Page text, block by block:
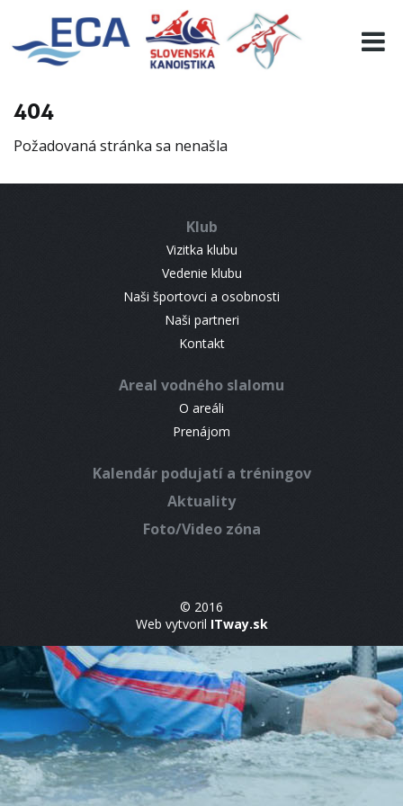
404
Požadovaná stránka sa nenašla
Klub
Vizitka klubu
Vedenie klubu
Naši športovci a osobnosti
Naši partneri
Kontakt
Areal vodného slalomu
O areáli
Prenájom
Kalendár podujatí a tréningov
Aktuality
Foto/Video zóna
© 2016
Web vytvoril ITway.sk
EURO 19
INFO
RESULTS
CONTACT